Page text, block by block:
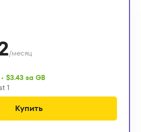
/месяц
$3.43 за GB
1
Купить